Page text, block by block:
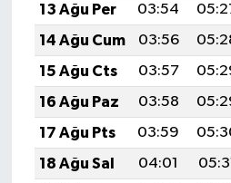
13 Ağu Per
03:54
14 Ağu Cum
03:56
15 Ağu Cts
03:57
16 Ağu Paz
03:58
17 Ağu Pts
03:59
18 Ağu Sal
04:01